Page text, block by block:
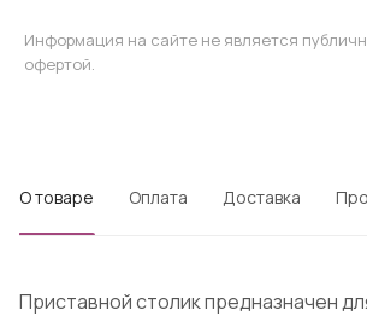
Информация на сайте не является
офертой.
О товаре Оплата Доставка
Приставной столик предназначен